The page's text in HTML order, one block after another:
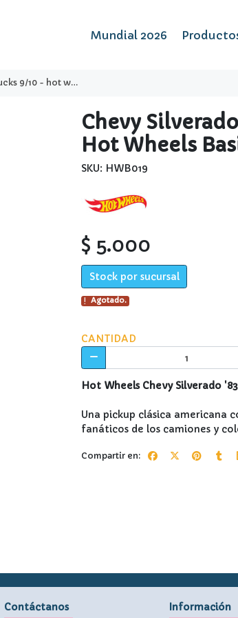
Mundial 2026
- hot wheels basico
Chevy
Hot Wheels
SKU: HWB019
$ 5.000
Stock por sucursal
Agotado.
CANTIDAD
Hot Wheels Chevy Silverado '83
Una pickup clásica americana
fanáticos de los camiones y
Compartir en:
Contáctanos Información